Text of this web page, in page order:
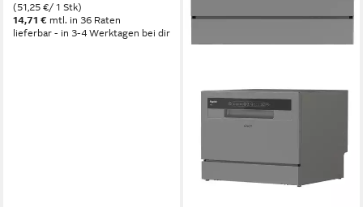
(51,25 €/ 1 Stk)
14,71 € mtl. in 36 Raten
lieferbar - in 3-4 Werktagen bei dir